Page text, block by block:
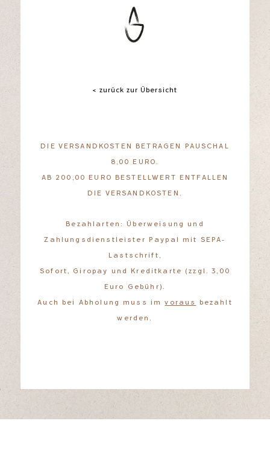
< zurück zur Übersicht
DIE VERSANDKOSTEN BETRAGEN PAUSCHAL
8,00 EURO.
AB 200,00 EURO BESTELLWERT ENTFALLEN
DIE VERSANDKOSTEN.
Bezahlarten: Überweisung und
Zahlungsdienstleister Paypal mit SEPA-
Lastschrift,
Sofort, Giropay und Kreditkarte (zzgl. 3,00
Euro Gebühr).
Auch bei Abholung muss imvoraus bezahlt
werden.